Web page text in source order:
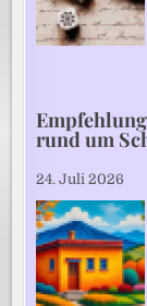
rund um
24. Juli 2026